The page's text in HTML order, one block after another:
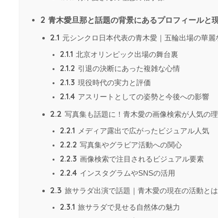
2 青木愛旦那と話題の背景にあるプロフィールと
2.1 元シンクロ日本代表の青木愛｜五輪出場の華麗
2.1.1 北京オリンピック出場の舞台裏
2.1.2 引退の決断にあった複雑な心情
2.1.3 現役時代の実力と評価
2.1.4 アスリートとしての姿勢と今後への影響
2.2 写真集も話題に！青木愛の画像検索が人気の
2.2.1 メディア露出で広がったビジュアル人気
2.2.2 写真集やグラビア活動への関心
2.2.3 画像検索で注目されるビジュアル要素
2.2.4 インスタグラムやSNSの活用
2.3 旅サラダ出演で話題｜青木愛の現在の活動とは
2.3.1 旅サラダで見せる自然体の魅力